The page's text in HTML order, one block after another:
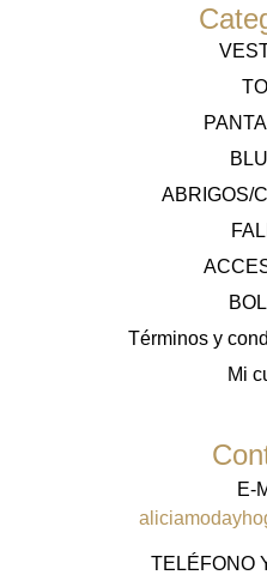
ABRIGOS/
Términos y
Mi
E-
TELÉFONO